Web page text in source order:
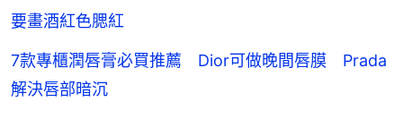
要畫酒紅色腮紅
7款專櫃潤唇膏必買推薦 Dior可做晚間唇膜 Prada
解決唇部暗沉